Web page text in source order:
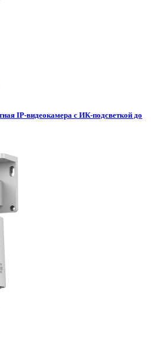
IP-видеокамера с ИК-подсветкой до